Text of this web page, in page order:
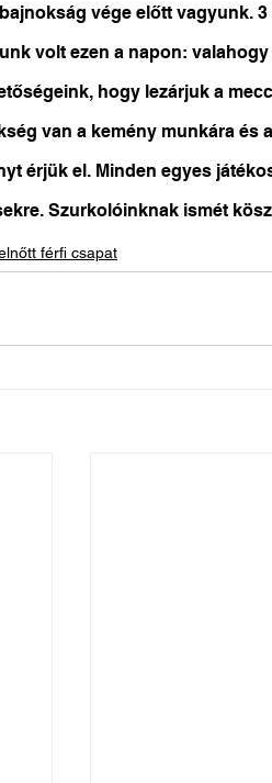
vége előtt vagyunk.
volt ezen a napon:
hogy lezárjuk a
van a kemény munkára
érjük el. Minden egyes
Szurkolóinknak ismét
férfi csapat